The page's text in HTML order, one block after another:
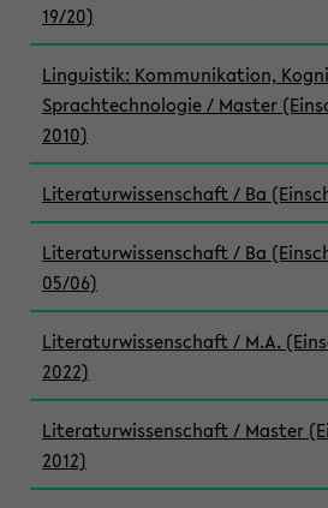
19/20)
Linguistik: Kommunikation,
Sprachtechnologie / Master
2010)
Literaturwissenschaft / Ba
Literaturwissenschaft / Ba
05/06)
Literaturwissenschaft / M.A.
2022)
Literaturwissenschaft / Master
2012)